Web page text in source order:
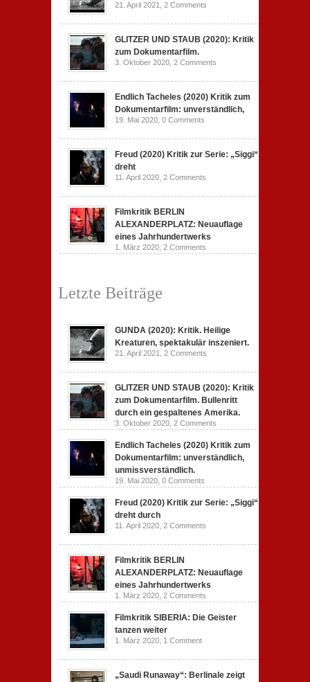
21. April 2021, 2 Comments
GLITZER UND STAUB (2020): Kritik
zum Dokumentarfilm.
3. Oktober 2020, 2 Comments
Endlich Tacheles (2020) Kritik zum
Dokumentarfilm: unverständlich,
19. Mai 2020, 0 Comments
Freud (2020) Kritik zur Serie: „Siggi“
dreht
11. April 2020, 2 Comments
Filmkritik BERLIN
ALEXANDERPLATZ: Neuauflage
eines Jahrhundertwerks
1. März 2020, 2 Comments
Letzte Beiträge
GUNDA (2020): Kritik. Heilige
Kreaturen, spektakulär inszeniert.
21. April 2021, 2 Comments
GLITZER UND STAUB (2020): Kritik
zum Dokumentarfilm. Bullenritt
durch ein gespaltenes Amerika.
3. Oktober 2020, 2 Comments
Endlich Tacheles (2020) Kritik zum
Dokumentarfilm: unverständlich,
unmissverständlich.
19. Mai 2020, 0 Comments
Freud (2020) Kritik zur Serie: „Siggi“
dreht durch
11. April 2020, 2 Comments
Filmkritik BERLIN
ALEXANDERPLATZ: Neuauflage
eines Jahrhundertwerks
1. März 2020, 2 Comments
Filmkritik SIBERIA: Die Geister
tanzen weiter
1. März 2020, 1 Comment
„Saudi Runaway“: Berlinale zeigt